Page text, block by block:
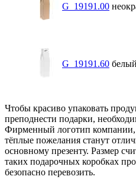
G_19191.00
G_19191.60 белый
Чтобы красиво упаковать
преподнести подарки,
Фирменный логотип
тёплые пожелания станут
основному презенту. Размер
таких подарочных коробках
безопасно перевозить.